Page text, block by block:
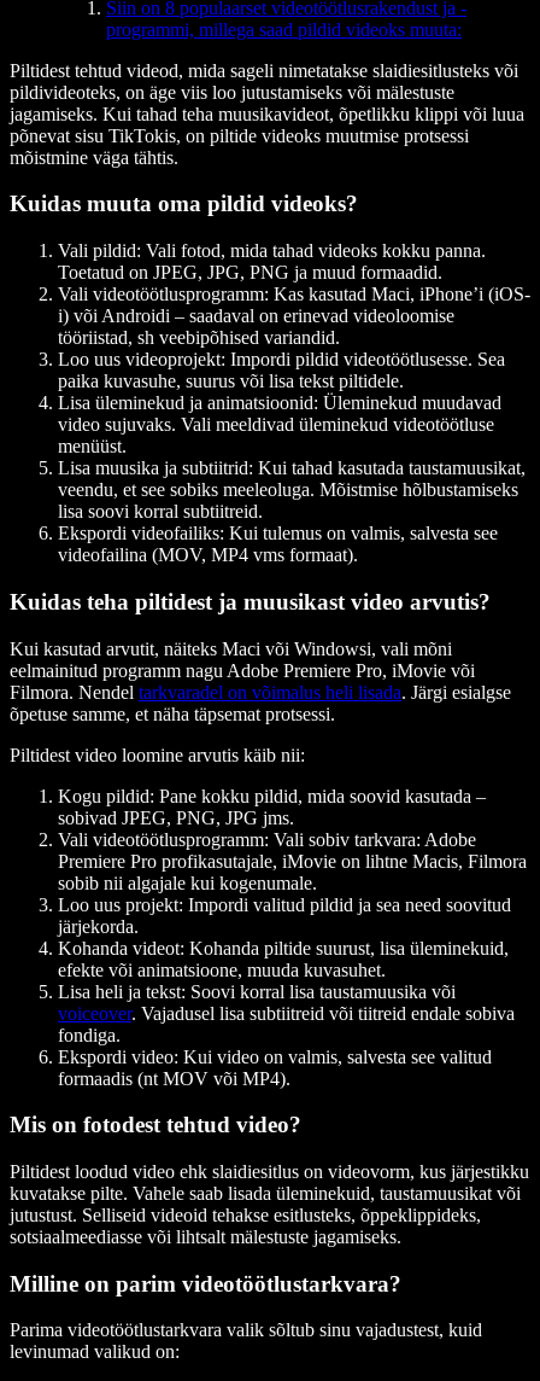
Siin on 8 populaarset videotöötlusrakendust ja -
programmi, millega saad pildid videoks muuta:
Piltidest tehtud videod, mida sageli nimetatakse slaidiesitlusteks või
pildivideoteks, on äge viis loo jutustamiseks või mälestuste
jagamiseks. Kui tahad teha muusikavideot, õpetlikku klippi või luua
põnevat sisu TikTokis, on piltide videoks muutmise protsessi
mõistmine väga tähtis.
Kuidas muuta oma pildid videoks?
Vali pildid: Vali fotod, mida tahad videoks kokku panna.
Toetatud on JPEG, JPG, PNG ja muud formaadid.
Vali videotöötlusprogramm: Kas kasutad Maci, iPhone’i (iOS-
i) või Androidi – saadaval on erinevad videoloomise
tööriistad, sh veebipõhised variandid.
Loo uus videoprojekt: Impordi pildid videotöötlusesse. Sea
paika kuvasuhe, suurus või lisa tekst piltidele.
Lisa üleminekud ja animatsioonid: Üleminekud muudavad
video sujuvaks. Vali meeldivad üleminekud videotöötluse
menüüst.
Lisa muusika ja subtiitrid: Kui tahad kasutada taustamuusikat,
veendu, et see sobiks meeleoluga. Mõistmise hõlbustamiseks
lisa soovi korral subtiitreid.
Ekspordi videofailiks: Kui tulemus on valmis, salvesta see
videofailina (MOV, MP4 vms formaat).
Kuidas teha piltidest ja muusikast video arvutis?
Kui kasutad arvutit, näiteks Maci või Windowsi, vali mõni
eelmainitud programm nagu Adobe Premiere Pro, iMovie või
Filmora. Nendel tarkvaradel on võimalus heli lisada. Järgi esialgse
õpetuse samme, et näha täpsemat protsessi.
Piltidest video loomine arvutis käib nii:
Kogu pildid: Pane kokku pildid, mida soovid kasutada –
sobivad JPEG, PNG, JPG jms.
Vali videotöötlusprogramm: Vali sobiv tarkvara: Adobe
Premiere Pro profikasutajale, iMovie on lihtne Macis, Filmora
sobib nii algajale kui kogenumale.
Loo uus projekt: Impordi valitud pildid ja sea need soovitud
järjekorda.
Kohanda videot: Kohanda piltide suurust, lisa üleminekuid,
efekte või animatsioone, muuda kuvasuhet.
Lisa heli ja tekst: Soovi korral lisa taustamuusika või
voiceover. Vajadusel lisa subtiitreid või tiitreid endale sobiva
fondiga.
Ekspordi video: Kui video on valmis, salvesta see valitud
formaadis (nt MOV või MP4).
Mis on fotodest tehtud video?
Piltidest loodud video ehk slaidiesitlus on videovorm, kus järjestikku
kuvatakse pilte. Vahele saab lisada üleminekuid, taustamuusikat või
jutustust. Selliseid videoid tehakse esitlusteks, õppeklippideks,
sotsiaalmeediasse või lihtsalt mälestuste jagamiseks.
Milline on parim videotöötlustarkvara?
Parima videotöötlustarkvara valik sõltub sinu vajadustest, kuid
levinumad valikud on: